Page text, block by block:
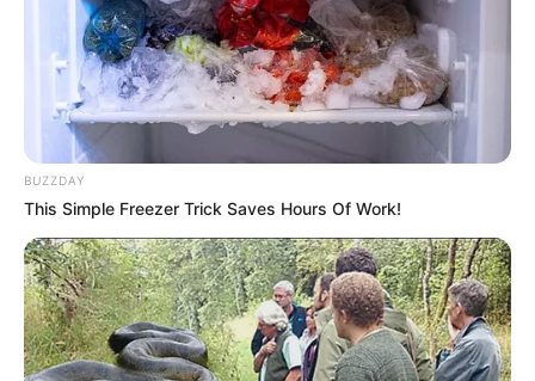
14:27 / 06 Avqust 2026 SİYASƏT
Prezidentdən AZAL-la bağlıFƏRMAN
BUZZDAY
This Simple Freezer Trick Saves Hours Of Work!